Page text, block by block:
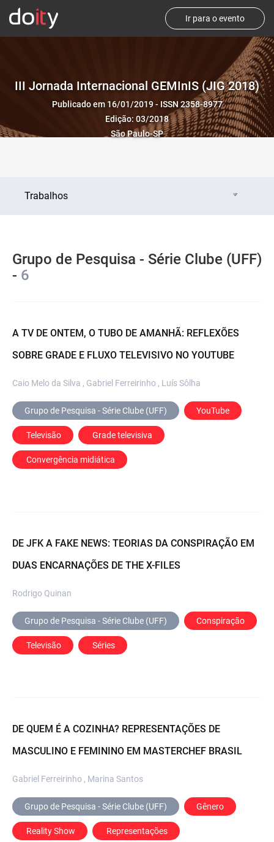
Ir para o evento
III Jornada Internacional GEMInIS (JIG 2018)
Publicado em 16/01/2019 - ISSN 2358-8977
Edição: 03/2018
São Paulo-SP
Trabalhos
Grupo de Pesquisa - Série Clube (UFF)
- 6
A TV DE ONTEM, O TUBO DE AMANHÃ: REFLEXÕES
SOBRE GRADE E FLUXO TELEVISIVO NO YOUTUBE
Caio Melo da Silva , Gabriel Ferreirinho , Luís Sôlha
Grupo de Pesquisa - Série Clube (UFF) YouTube
Televisão Grade televisiva
Convergência midiática
DE JFK A FAKE NEWS: TEORIAS DA CONSPIRAÇÃO EM
DUAS ENCARNAÇÕES DE THE X-FILES
Rodrigo Quinan
Grupo de Pesquisa - Série Clube (UFF) Conspiração
Televisão Séries
DE QUEM É A COZINHA? REPRESENTAÇÕES DE
MASCULINO E FEMININO EM MASTERCHEF BRASIL
Gabriel Ferreirinho , Marina Santos
Grupo de Pesquisa - Série Clube (UFF) Gênero
Reality Show Representações